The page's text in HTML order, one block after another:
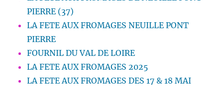
PIERRE (37)
LA FETE AUX FROMAGES NEUILLE PONT
PIERRE
FOURNIL DU VAL DE LOIRE
LA FETE AUX FROMAGES 2025
LA FETE AUX FROMAGES DES 17 & 18 MAI